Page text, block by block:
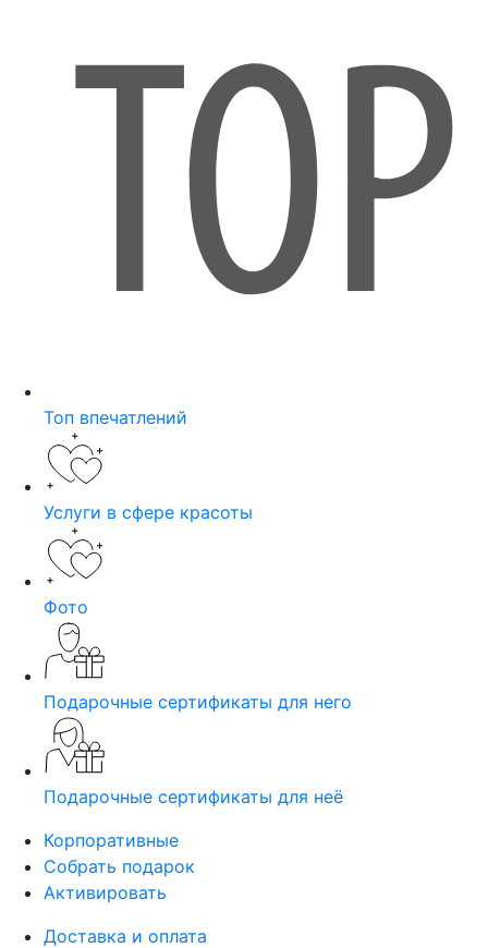
Топ впечатлений
Услуги в сфере красоты
Фото
Подарочные сертификаты для него
Подарочные сертификаты для неё
Корпоративные
Собрать подарок
Активировать
Доставка и оплата